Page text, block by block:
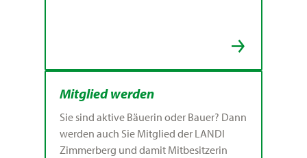
Mitglied werden
Sie sind aktive Bäuerin oder Bauer? Dann
werden auch Sie Mitglied der LANDI
Zimmerberg und damit Mitbesitzerin